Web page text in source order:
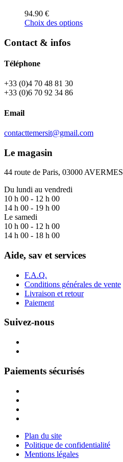
94.90 €
Choix des optionsCe
page
Contact & infos
Téléphone
+33 (0)4 70 48 81 30
+33 (0)6 70 92 34 86
Email
contacttemersit@gmail.com
Le magasin
44 route de Paris, 03000 AVERMES
Du lundi au vendredi
10 h 00 - 12 h 00
14 h 00 - 19 h 00
Le samedi
10 h 00 - 12 h 00
14 h 00 - 18 h 00
Aide, sav et services
F.A.Q.
Conditions générales de vente
Livraison et retour
Paiement
Suivez-nous
Paiements sécurisés
Plan du site
Politique de confidentialité
Mentions légales